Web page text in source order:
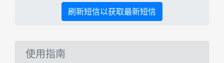
刷新短信以获取最新短信
使用指南